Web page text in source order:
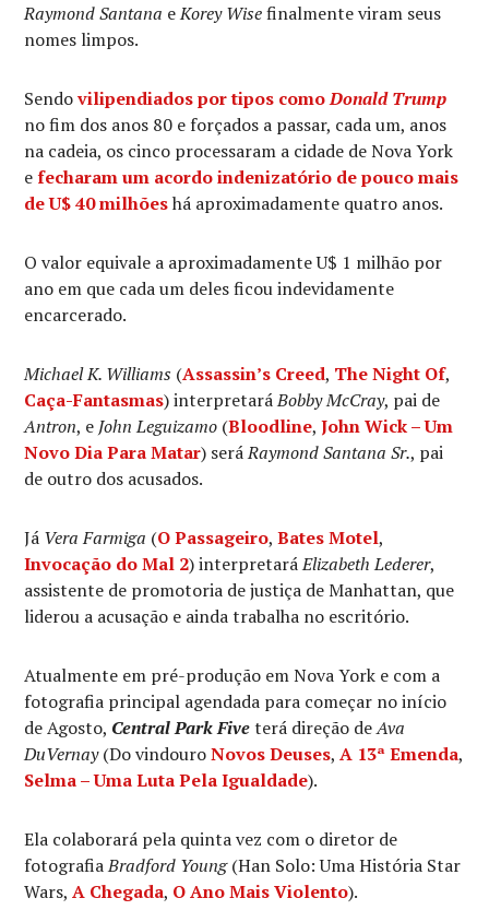
Raymond Santana eKorey Wisefinalmente viram seus
nomes limpos.
Sendovilipendiados por tipos comoDonald Trump
no fim dos anos 80 e forçados a passar, cada um, anos
na cadeia, os cinco processaram a cidade de Nova York
efecharam um acordo indenizatório de pouco mais
de U$ 40 milhõeshá aproximadamente quatro anos.
O valor equivale a aproximadamente U$ 1 milhão por
ano em que cada um deles ficou indevidamente
encarcerado.
Michael K. Williams (Assassin’s Creed, The Night Of,
Caça-Fantasmas) interpretaráBobby McCray, pai de
Antron, e John Leguizamo (Bloodline,John Wick – Um
Novo Dia Para Matar) seráRaymond Santana Sr., pai
de outro dos acusados.
Já Vera Farmiga (O Passageiro,Bates Motel,
Invocação do Mal 2) interpretaráElizabeth Lederer,
assistente de promotoria de justiça de Manhattan, que
liderou a acusação e ainda trabalha no escritório.
Atualmente em pré-produção em Nova York e com a
fotografia principal agendada para começar no início
de Agosto, Central Park Fiveterá direção deAva
DuVernay(Do vindouroNovos Deuses,A 13ª Emenda,
Selma – Uma Luta Pela Igualdade).
Ela colaborará pela quinta vez com o diretor de
fotografiaBradford Young(Han Solo: Uma História Star
Wars,A Chegada, O Ano Mais Violento).